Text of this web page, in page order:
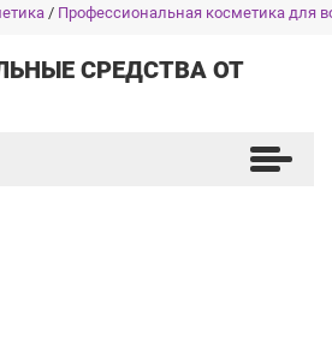
/ Профессиональная косметика для
СРЕДСТВА ОТ